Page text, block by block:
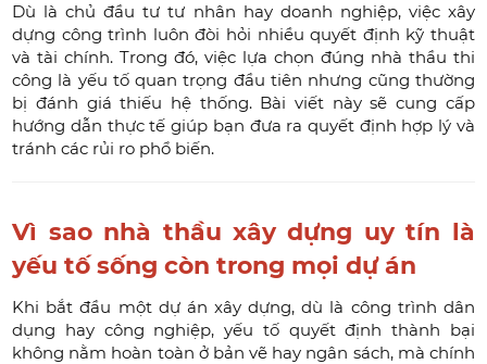
Dù là chủ đầu tư tư nhân hay doanh nghiệp, việc xây
dựng công trình luôn đòi hỏi nhiều quyết định kỹ thuật
và tài chính. Trong đó, việc lựa chọn đúng nhà thầu thi
công là yếu tố quan trọng đầu tiên nhưng cũng thường
bị đánh giá thiếu hệ thống. Bài viết này sẽ cung cấp
hướng dẫn thực tế giúp bạn đưa ra quyết định hợp lý và
tránh các rủi ro phổ biến.
Vì sao nhà thầu xây dựng uy tín là
yếu tố sống còn trong mọi dự án
Khi bắt đầu một dự án xây dựng, dù là công trình dân
dụng hay công nghiệp, yếu tố quyết định thành bại
không nằm hoàn toàn ở bản vẽ hay ngân sách, mà chính